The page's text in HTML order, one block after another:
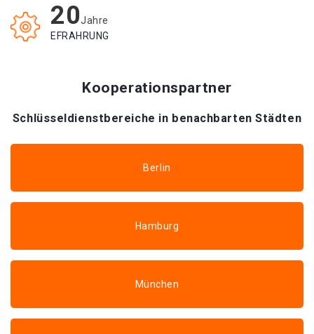
20Jahre
EFRAHRUNG
Kooperationspartner
Schlüsseldienstbereiche in benachbarten Städten
Berlin
Hamburg
München